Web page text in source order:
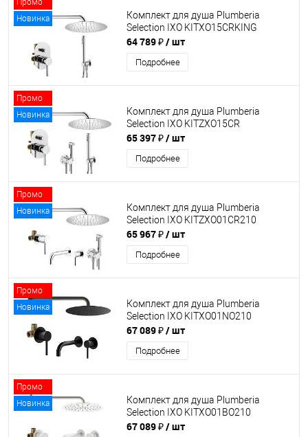
Промо
Новинка
Комплект для душа Plumberia
Selection IXO KITXO15CRKING
64 789 ₽/ шт
Подробнее
Промо
Новинка
Комплект для душа Plumberia
Selection IXO KITZXO15CR
65 397 ₽/ шт
Подробнее
Промо
Новинка
Комплект для душа Plumberia
Selection IXO KITZXO01CR210
65 967 ₽/ шт
Подробнее
Промо
Новинка
Комплект для душа Plumberia
Selection IXO KITXO01NO210
67 089 ₽/ шт
Подробнее
Промо
Новинка
Комплект для душа Plumberia
Selection IXO KITXO01BO210
67 089 ₽/ шт